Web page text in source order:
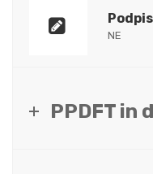
NE
PPDFT in